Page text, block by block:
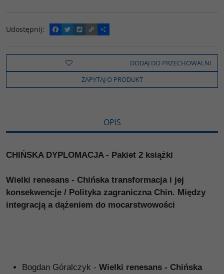
Udostępnij:
F
a
e
o
k
T
w
t
t
e
W
y
o
C
o
y
i
n
k
P
o
z
e
l
s
DODAJ DO PRZECHOWALNI
ZAPYTAJ O PRODUKT
OPIS
CHIŃSKA DYPLOMACJA - Pakiet 2 książki
Wielki renesans - Chińska transformacja i jej
konsekwencje / Polityka zagraniczna Chin. Między
integracją a dążeniem do mocarstwowości
Bogdan Góralczyk - Wielki renesans - Chińska